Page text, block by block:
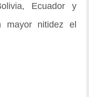
Ecuador y
mayor nitidez el